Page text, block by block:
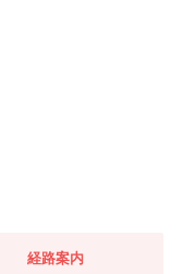
経路案内